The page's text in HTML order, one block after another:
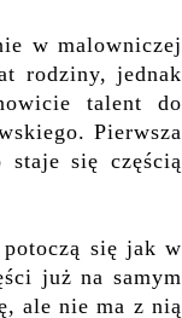
w malowniczej
rodziny, jednak
talent do
Pierwsza
staje się częścią
się jak w
już na samym
ale nie ma z nią